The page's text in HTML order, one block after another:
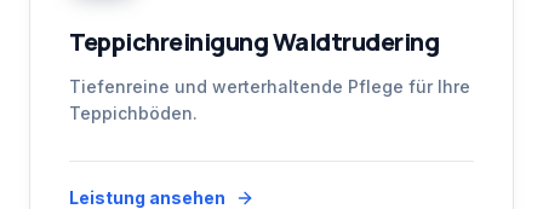
Teppichreinigung Waldtrudering
Tiefenreine und werterhaltende Pflege für Ihre
Teppichböden.
Leistung ansehen